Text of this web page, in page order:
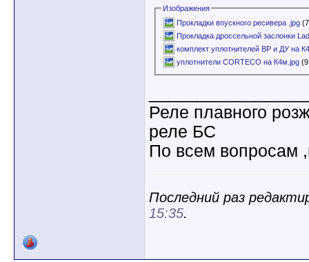
Изображения
Прокладки впускного ресивера .jpg
Прокладка дроссельной заслонки
комплект уплотнителей ВР и ДУ на
уплотнители CORTECO на К4м.jpg
Реле плавного
реле БС
По всем вопросам
Последний раз
15:35.